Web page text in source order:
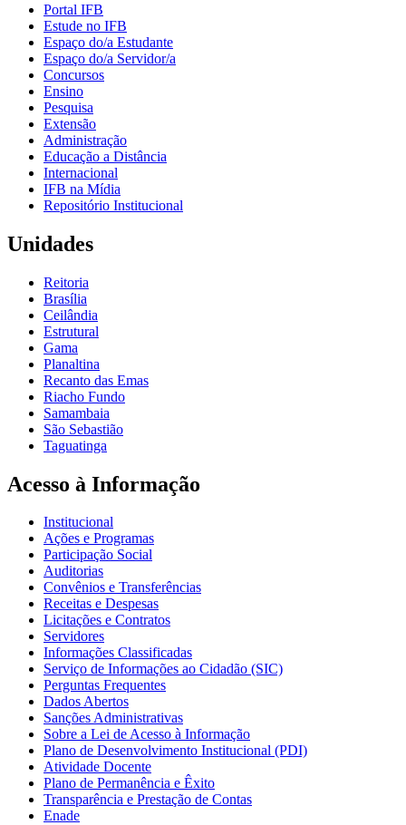
Portal IFB
Estude no IFB
Espaço do/a Estudante
Espaço do/a Servidor/a
Concursos
Ensino
Pesquisa
Extensão
Administração
Educação a Distância
Internacional
IFB na Mídia
Repositório Institucional
Unidades
Reitoria
Brasília
Ceilândia
Estrutural
Gama
Planaltina
Recanto das Emas
Riacho Fundo
Samambaia
São Sebastião
Taguatinga
Acesso à Informação
Institucional
Ações e Programas
Participação Social
Auditorias
Convênios e Transferências
Receitas e Despesas
Licitações e Contratos
Servidores
Informações Classificadas
Serviço de Informações ao Cidadão (SIC)
Perguntas Frequentes
Dados Abertos
Sanções Administrativas
Sobre a Lei de Acesso à Informação
Plano de Desenvolvimento Institucional (PDI)
Atividade Docente
Plano de Permanência e Êxito
Transparência e Prestação de Contas
Enade